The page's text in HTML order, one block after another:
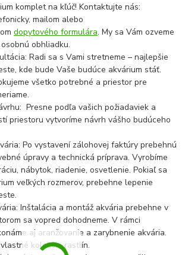
komplet na kľúč! Kontaktujte nás:
mailom alebo
dopytového formulára. My sa Vám ozveme
obhliadku.
Radi sa s Vami stretneme – najlepšie
kde bude Vaše budúce akvárium stáť.
všetko potrebné a priestor pre
Presne podľa vašich požiadaviek a
priestoru vytvoríme návrh vášho budúceho
Po vystavení zálohovej faktúry prebehnú
úpravy a technická príprava. Vyrobíme
nábytok, riadenie, osvetlenie. Pokiaľ sa
veľkých rozmerov, prebehne lepenie
Inštalácia a montáž akvária prebehne v
sa vopred dohodneme. V rámci
aj aranžovanie a zarybnenie akvária.
kolekcie rastlín.